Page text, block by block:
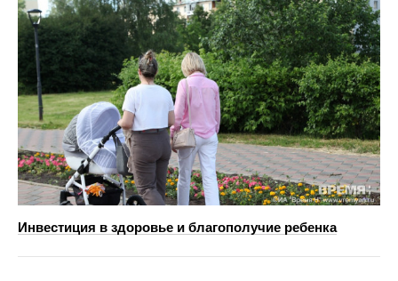
Инвестиция в здоровье и благополучие ребенка